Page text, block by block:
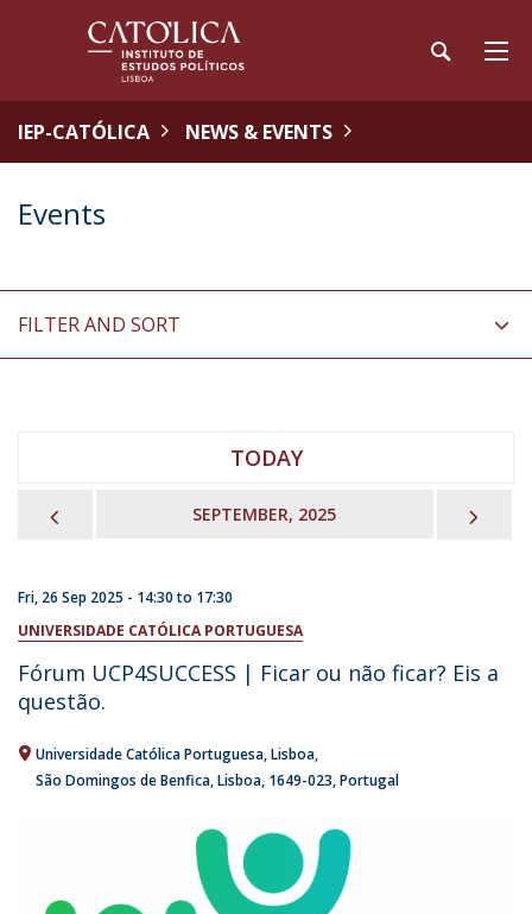
IEP-CATÓLICA NEWS & EVENTS
Events
FILTER AND SORT
TODAY
SEPTEMBER, 2025
Fri, 26 Sep 2025 - 14:30to 17:30
UNIVERSIDADE CATÓLICA PORTUGUESA
Fórum UCP4SUCCESS | Ficar ou não ficar? Eis a
questão.
Universidade Católica Portuguesa Lisboa
São Domingos de Benfica, Lisboa 1649-023 Portugal